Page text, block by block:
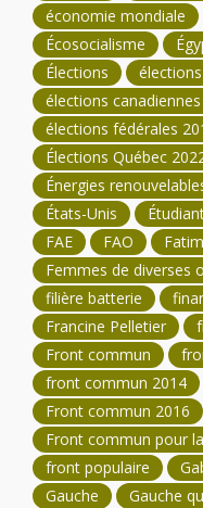
économie mondiale
Écosocialisme
Élections
élections
élections
élections fédérales
Élections Québec
Énergies
États-Unis
FAE
FAO
Femmes de diverses
filière batterie
Francine Pelletier
Front commun
front commun 2014
Front commun 2016
Front commun pour
front populaire
Gauche
Gauche